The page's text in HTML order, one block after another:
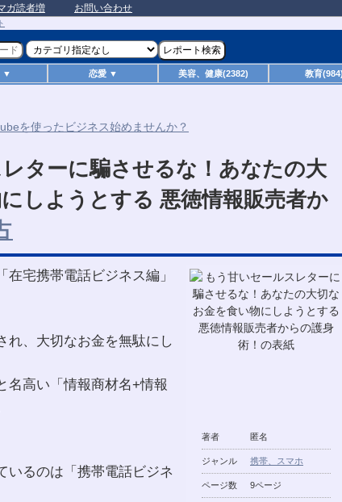
ガ読者増 お問い合わせ
▼ 恋愛 ▼ 美容、健康(2382) 教育(984)
ターに騙させるな！あなたの大
しようとする 悪徳情報販売者か
著者 匿名
ジャンル 携帯、スマホ
ページ数 9ページ
宅携帯電話ビジネス編」
れ、大切なお金を無駄にし
名高い「情報商材名+情報
いるのは「携帯電話ビジネ